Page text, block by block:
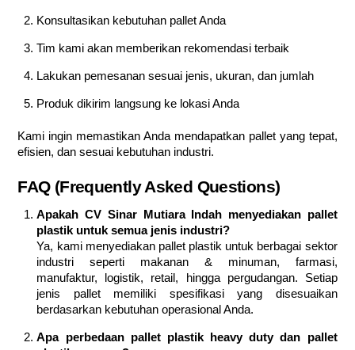
Konsultasikan kebutuhan pallet Anda
Tim kami akan memberikan rekomendasi terbaik
Lakukan pemesanan sesuai jenis, ukuran, dan jumlah
Produk dikirim langsung ke lokasi Anda
Kami ingin memastikan Anda mendapatkan pallet yang tepat,
efisien, dan sesuai kebutuhan industri.
FAQ (Frequently Asked Questions)
Apakah CV Sinar Mutiara Indah menyediakan pallet
plastik untuk semua jenis industri?
Ya, kami menyediakan pallet plastik untuk berbagai sektor
industri seperti makanan & minuman, farmasi,
manufaktur, logistik, retail, hingga pergudangan. Setiap
jenis pallet memiliki spesifikasi yang disesuaikan
berdasarkan kebutuhan operasional Anda.
Apa perbedaan pallet plastik heavy duty dan pallet